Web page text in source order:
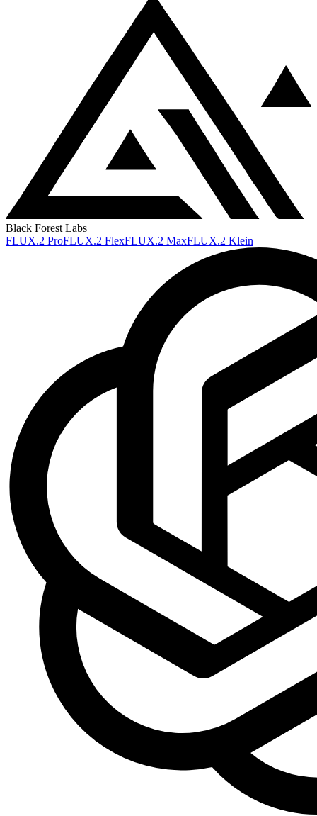
Black Forest Labs
FLUX.2 ProFLUX.2 FlexFLUX.2 MaxFLUX.2 Klein